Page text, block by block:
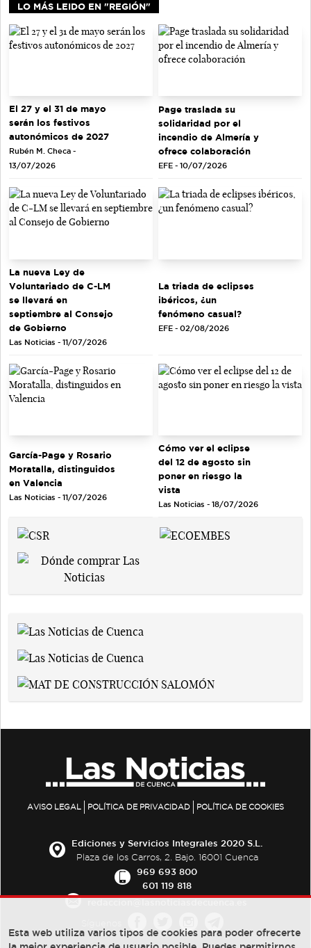
LO MÁS LEIDO EN "REGIÓN"
El 27 y el 31 de mayo
serán los festivos
autonómicos de 2027
Rubén M. Checa -
13/07/2026
Page traslada su
solidaridad por el
incendio de Almería y
ofrece colaboración
EFE - 10/07/2026
La nueva Ley de
Voluntariado de C-LM
se llevará en
septiembre al Consejo
de Gobierno
Las Noticias - 11/07/2026
La triada de eclipses
ibéricos, ¿un
fenómeno casual?
EFE - 02/08/2026
García-Page y Rosario
Moratalla, distinguidos
en Valencia
Las Noticias - 11/07/2026
Cómo ver el eclipse
del 12 de agosto sin
poner en riesgo la
vista
Las Noticias - 18/07/2026
AVISO LEGAL POLÍTICA DE PRIVACIDAD POLÍTICA DE COOKIES
Ediciones y Servicios Integrales 2020 S.L.
Plaza de los Carros, 2. Bajo. 16001 Cuenca
969 693 800
601 119 818
Esta web utiliza varios tipos de cookies para poder ofrecerte